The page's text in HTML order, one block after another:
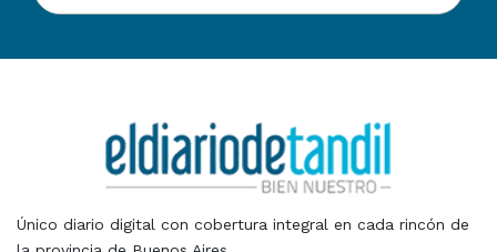
Único diario digital con cobertura integral en cada rincón de